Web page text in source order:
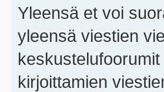
Yleensä et voi
yleensä viestien
kirjoittamien